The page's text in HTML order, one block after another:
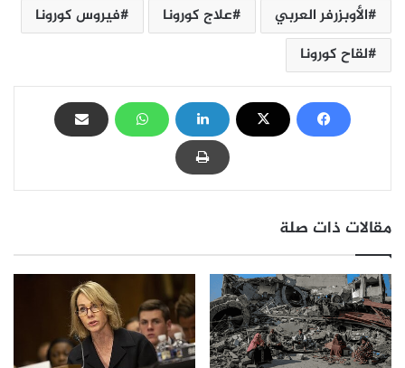
الأوبزرفر العربي
علاج كورونا
فيروس كورونا
لقاح كورونا
مقالات ذات صلة